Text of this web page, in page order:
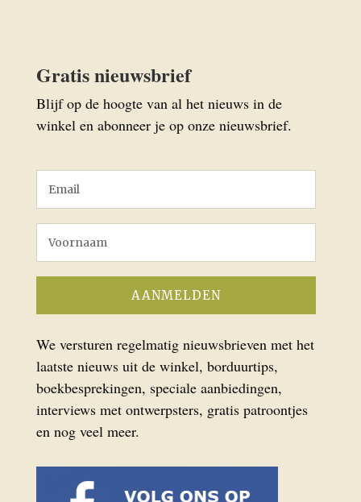
Gratis nieuwsbrief
Blijf op de hoogte van al het nieuws in de
winkel en abonneer je op onze nieuwsbrief.
We versturen regelmatig nieuwsbrieven met het
laatste nieuws uit de winkel, borduurtips,
boekbesprekingen, speciale aanbiedingen,
interviews met ontwerpsters, gratis patroontjes
en nog veel meer.